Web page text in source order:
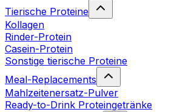
Tierische Proteine
Kollagen
Rinder-Protein
Casein-Protein
Sonstige tierische Proteine
Meal-Replacements
Mahlzeitenersatz-Pulver
Ready-to-Drink Proteingetränke